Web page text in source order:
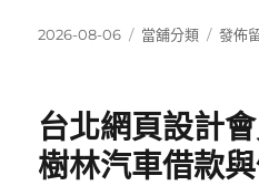
發
2026-08-06
分
當舖分類
在
科
選
擇
發佈
台北網頁設計
樹林汽車借款